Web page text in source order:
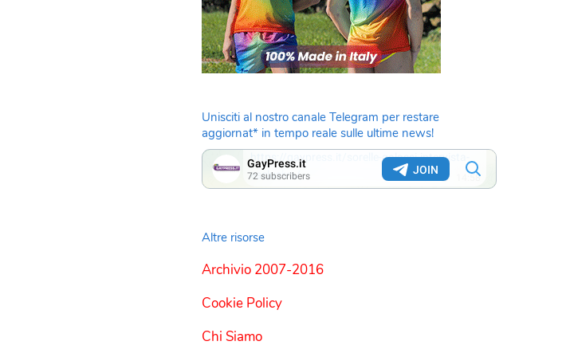
Unisciti al nostro canale Telegram per restare
aggiornat* in tempo reale sulle ultime news!
Altre risorse
Archivio 2007-2016
Cookie Policy
Chi Siamo